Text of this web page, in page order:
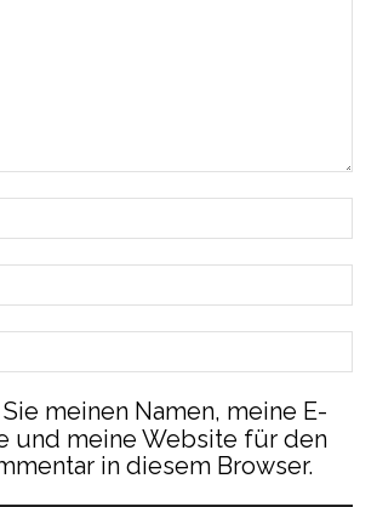
meinen Namen, meine E-
und meine Website für den
in diesem Browser.